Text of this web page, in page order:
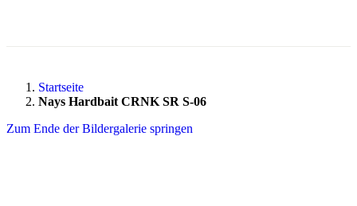
Startseite
Nays Hardbait CRNK SR S-06
Zum Ende der Bildergalerie springen